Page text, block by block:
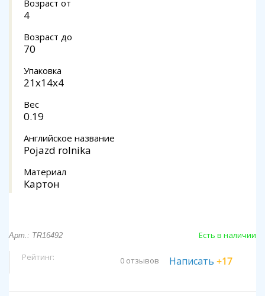
Возраст от
4
Возраст до
70
Упаковка
21x14x4
Вес
0.19
Английское название
Pojazd rolnika
Материал
Картон
Арт.: TR16492 Есть в наличии
Рейтинг: 0 отзывов Написать +17